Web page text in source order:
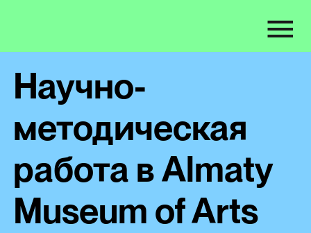
Научно-
методическая
работа в Almaty
Museum of Arts